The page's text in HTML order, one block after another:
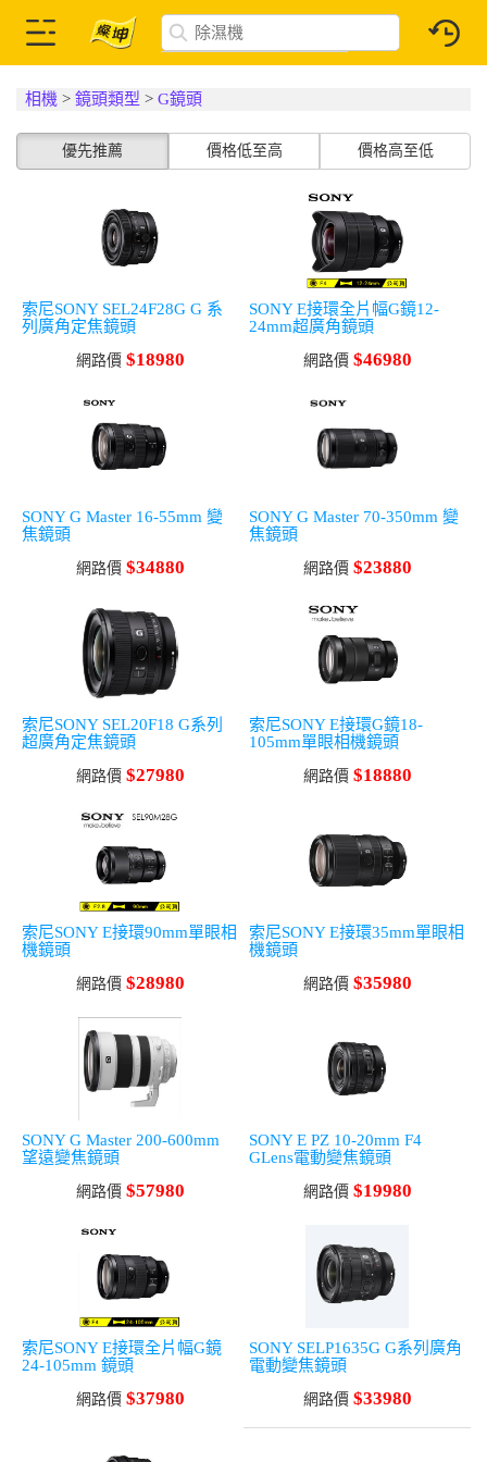
相機 >鏡頭類型 >G鏡頭
優先推薦 價格低至高 價格高至低
索尼SONY SEL24F28G G 系
列廣角定焦鏡頭
網路價 $18980
SONY E接環全片幅G鏡12-
24mm超廣角鏡頭
網路價 $46980
SONY G Master 16-55mm 變
焦鏡頭
網路價 $34880
SONY G Master 70-350mm 變
焦鏡頭
網路價 $23880
索尼SONY SEL20F18 G系列
超廣角定焦鏡頭
網路價 $27980
索尼SONY E接環G鏡18-
105mm單眼相機鏡頭
網路價 $18880
索尼SONY E接環90mm單眼相
機鏡頭
網路價 $28980
索尼SONY E接環35mm單眼相
機鏡頭
網路價 $35980
SONY G Master 200-600mm
望遠變焦鏡頭
網路價 $57980
SONY E PZ 10-20mm F4
GLens電動變焦鏡頭
網路價 $19980
索尼SONY E接環全片幅G鏡
24-105mm 鏡頭
網路價 $37980
SONY SELP1635G G系列廣角
電動變焦鏡頭
網路價 $33980